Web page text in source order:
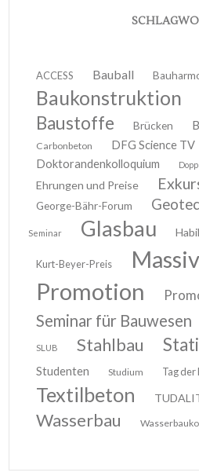
ACCESS Bauball
Baukonstruktion
Baustoffe Brücken
Carbonbeton
DFG Science TV
Doktorandenkolloquium
Ehrungen und Preise
George-Bähr-Forum
Seminar Glasbau
Kurt-Beyer-Preis
Promotion
Seminar für Bauwesen
SLUB Stahlbau
Studenten Studium Tag der
Textilbeton
Wasserbau